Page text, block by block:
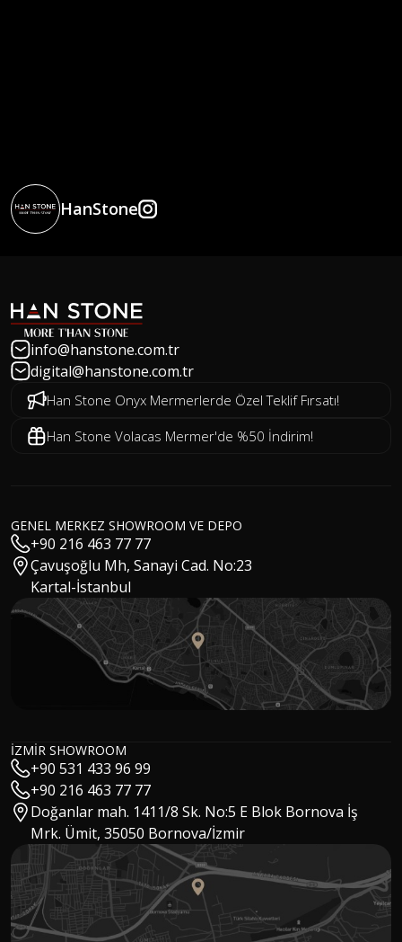
Hakan Kızıltuğ
MSc Architect / CEO
Digital Marketing Manager
Cansu Aydın
Digital Marketing Specialist
Eylül Solakoğlu
Buket Kaya
Marketing Specialist
Ebru Köklü
Executive Assistant
Ümit Aygür
Warehouse Manager
HanStone
info@hanstone.com.tr
digital@hanstone.com.tr
Han Stone Onyx Mermerlerde Özel Teklif Fırsatı!
Han Stone Volacas Mermer'de %50 İndirim!
GENEL MERKEZ SHOWROOM VE DEPO
+90 216 463 77 77
Çavuşoğlu Mh, Sanayi Cad. No:23
Kartal-İstanbul
İZMİR SHOWROOM
+90 531 433 96 99
+90 216 463 77 77
Doğanlar mah. 1411/8 Sk. No:5 E Blok Bornova İş
Mrk. Ümit, 35050 Bornova/İzmir